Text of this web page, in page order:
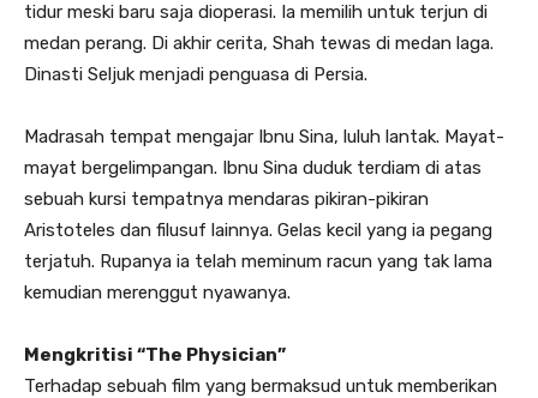
tidur meski baru saja dioperasi. Ia memilih untuk terjun di
medan perang. Di akhir cerita, Shah tewas di medan laga.
Dinasti Seljuk menjadi penguasa di Persia.
Madrasah tempat mengajar Ibnu Sina, luluh lantak. Mayat-
mayat bergelimpangan. Ibnu Sina duduk terdiam di atas
sebuah kursi tempatnya mendaras pikiran-pikiran
Aristoteles dan filusuf lainnya. Gelas kecil yang ia pegang
terjatuh. Rupanya ia telah meminum racun yang tak lama
kemudian merenggut nyawanya.
Mengkritisi “The Physician”
Terhadap sebuah film yang bermaksud untuk memberikan